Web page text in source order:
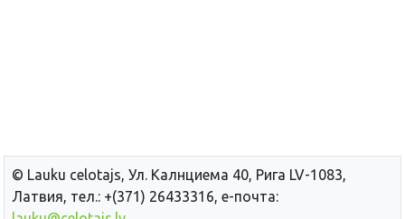
© Lauku сelotajs, Ул. Калнциема 40, Рига LV-1083,
Латвия, тел.: +(371) 26433316, е-почта: